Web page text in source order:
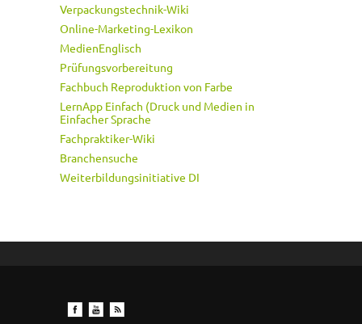
Verpackungstechnik-Wiki
Online-Marketing-Lexikon
MedienEnglisch
Prüfungsvorbereitung
Fachbuch Reproduktion von Farbe
LernApp Einfach (Druck und Medien in
Einfacher Sprache
Fachpraktiker-Wiki
Branchensuche
Weiterbildungsinitiative DI